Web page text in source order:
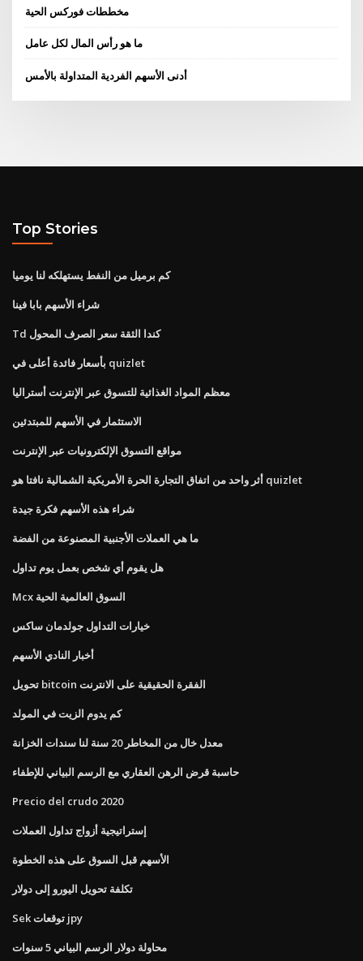
مخططات فوركس الحية
ما هو رأس المال لكل عامل
أدنى الأسهم الفردية المتداولة بالأمس
Top Stories
كم برميل من النفط يستهلكه لنا يوميا
شراء الأسهم بابا فينا
Td كندا الثقة سعر الصرف المحول
بأسعار فائدة أعلى في quizlet
معظم المواد الغذائية للتسوق عبر الإنترنت أستراليا
الاستثمار في الأسهم للمبتدئين
مواقع التسوق الإلكترونيات عبر الإنترنت
أثر واحد من اتفاق التجارة الحرة الأمريكية الشمالية نافتا هو quizlet
شراء هذه الأسهم فكرة جيدة
ما هي العملات الأجنبية المصنوعة من الفضة
هل يقوم أي شخص بعمل يوم تداول
Mcx السوق العالمية الحية
خيارات التداول جولدمان ساكس
أخبار النادي الأسهم
تحويل bitcoin الفقرة الحقيقية على الانترنت
كم يدوم الزيت في المولد
معدل خال من المخاطر 20 سنة لنا سندات الخزانة
حاسبة قرض الرهن العقاري مع الرسم البياني للإطفاء
Precio del crudo 2020
إستراتيجية أزواج تداول العملات
الأسهم قبل السوق على هذه الخطوة
تكلفة تحويل اليورو إلى دولار
Sek توقعات jpy
محاولة دولار الرسم البياني 5 سنوات